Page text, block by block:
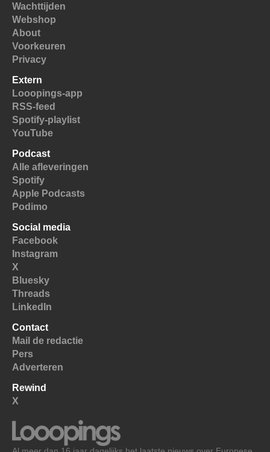
Wachttijden
Webshop
About
Voorkeuren
Privacy
Extern
Looopings-app
RSS-feed
Spotify-playlist
YouTube
Podcast
Alle afleveringen
Spotify
Apple Podcasts
Podimo
Social media
Facebook
Instagram
X
Bluesky
Threads
LinkedIn
Contact
Mail de redactie
Pers
Adverteren
Rewind
X